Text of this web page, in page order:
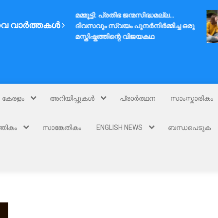
വാർത്തകൾ
മമ്മൂട്ടി: പ്രതിഭ ജന്മസിദ്ധമല്ല…
ദിവസവും സ്വയം പുനർനിർമ്മിച്ച ഒരു
മസ്തിഷ്കത്തിന്റെ വിജയകഥ
കേരളം അറിയിപ്പുകൾ പ്രാർത്ഥന സാംസ്കാരികം
സാങ്കേതികം ENGLISH NEWS ബന്ധപെടുക